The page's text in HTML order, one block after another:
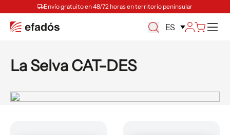
Envío gratuito en 48/72 horas en territorio peninsular
ES
La Selva CAT-DES